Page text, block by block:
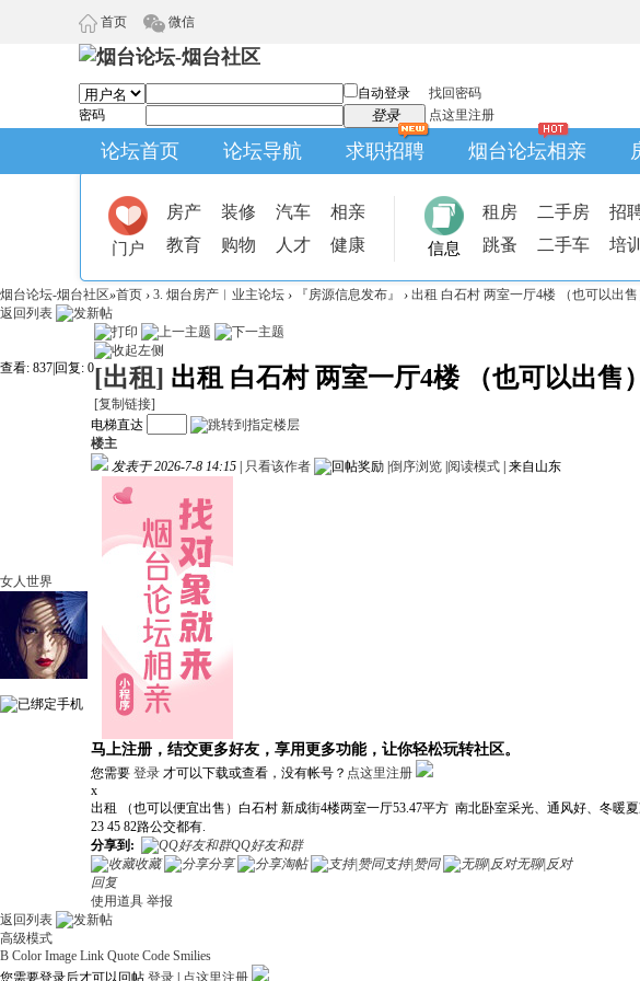
首页 微信
自动登录
找回密码
密码
登录 点这里注册
论坛首页 论坛导航 求职招聘 烟台论坛相亲
门户
房产 装修 汽车
相亲
教育
购物 人才 健康 信息
租房 二手房 招
跳蚤
二手车 培训
烟台论坛-烟台社区»首页 › 3. 烟台房产︱业主论坛 › 『房源信息发布』 › 出租 白石村 两室一厅4楼 （也可以出售
返回列表
查看: 837 回复: 0[出租] 出租 白石村 两室一厅4楼 （也可以出售）
[复制链接]
女人世界
电梯直达
楼主
发表于 2026-7-8 14:15
只看该作者 倒序浏览 阅读模式 来自山东
马上注册，结交更多好友，享用更多功能，让你轻松玩转社区。
您需要 登录 才可以下载或查看，没有帐号？ 点这里注册
x
出租 （也可以便宜出售）白石村 新成街4楼两室一厅53.47平方 南北卧室采光、通风好、冬暖
23 45 82路公交都有.
分享到:
QQ好友和群
收藏
分享 淘帖 支持|赞同
无聊|反对
回复
使用道具 举报
返回列表
高级模式
B Color Image Link Quote Code Smilies
您需要登录后才可以回帖 登录 点这里注册